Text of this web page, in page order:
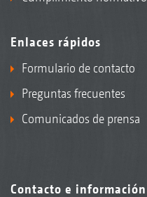
Enlaces rápidos
Formulario de contacto
Preguntas frecuentes
Comunicados de prensa
Contacto e información